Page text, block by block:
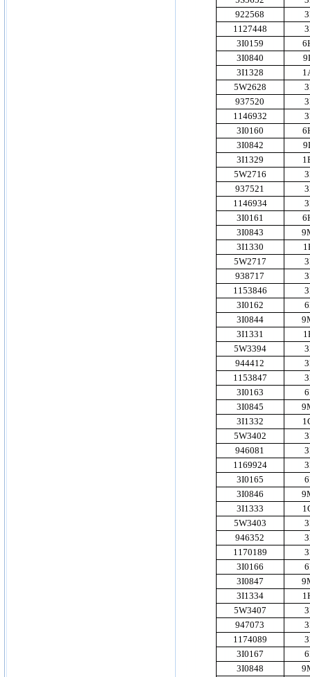
922568
1127448
3I0159
3I0840
3I1328
5W2628
937520
1146932
3I0160
3I0842
3I1329
5W2716
937521
1146934
3I0161
3I0843
3I1330
5W2717
938717
1153846
3I0162
3I0844
3I1331
5W3394
944412
1153847
3I0163
3I0845
3I1332
5W3402
946081
1169924
3I0165
3I0846
3I1333
5W3403
946352
1170189
3I0166
3I0847
3I1334
5W3407
947073
1174089
3I0167
3I0848